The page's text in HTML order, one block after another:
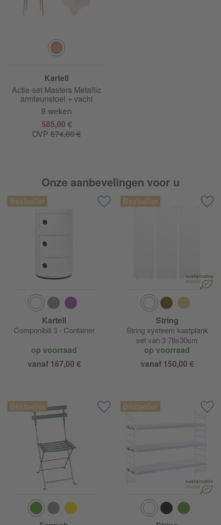
Kartell
Actie-set Masters Metallic
armleunstoel + vacht
9 weken
585,00 €
OVP674,00 €
Onze aanbevelingen voor u
Kartell
Componibili 3 - Container
op voorraad
vanaf 167,00 €
String
String systeem kastplank
set van 3 78x30cm
op voorraad
vanaf 150,00 €